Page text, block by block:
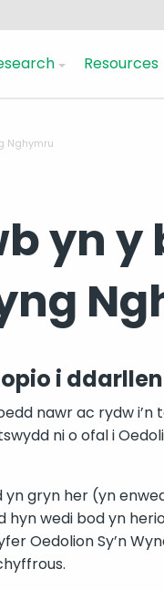
Resources
Nghymru
yn y
i
nawr ac rydw i’n
ni o ofal i
gryn her (yn
wedi bod yn
Oedolion Sy’n